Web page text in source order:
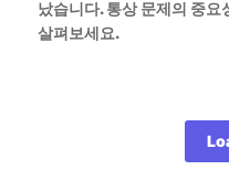
났습니다. 통상 문제의 중
살펴보세요.